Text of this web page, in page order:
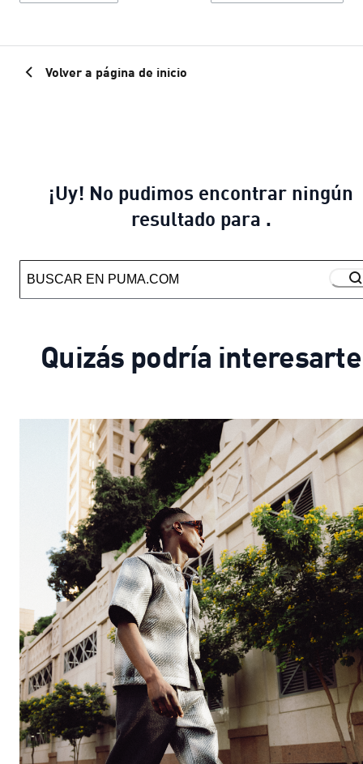
Volver a página de inicio
¡Uy! No pudimos encontrar ningún
resultado para .
Quizás podría interesarte